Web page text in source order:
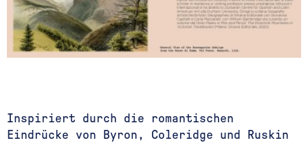
Inspiriert durch die romantischen
Eindrücke von Byron, Coleridge und Ruskin